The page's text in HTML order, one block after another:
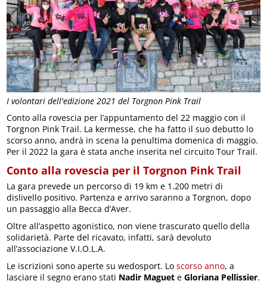
I volontari dell'edizione 2021 del Torgnon Pink Trail
Conto alla rovescia per l’appuntamento del 22 maggio con il
Torgnon Pink Trail. La kermesse, che ha fatto il suo debutto lo
scorso anno, andrà in scena la penultima domenica di maggio.
Per il 2022 la gara è stata anche inserita nel circuito Tour Trail.
Conto alla rovescia per il Torgnon Pink Trail
La gara prevede un percorso di 19 km e 1.200 metri di
dislivello positivo. Partenza e arrivo saranno a Torgnon, dopo
un passaggio alla Becca d’Aver.
Oltre all’aspetto agonistico, non viene trascurato quello della
solidarietà. Parte del ricavato, infatti, sarà devoluto
all’associazione V.I.O.L.A.
Le iscrizioni sono aperte su wedosport. Loscorso anno, a
lasciare il segno erano stati Nadir Maguet eGloriana Pellissier.